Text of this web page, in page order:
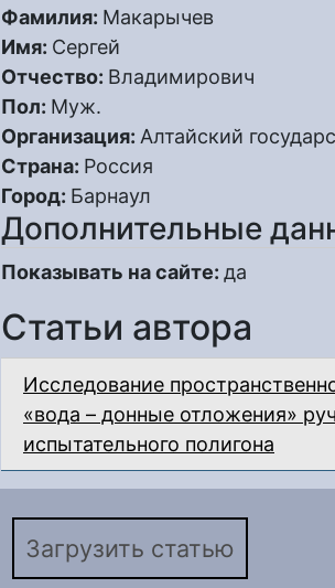
Фамилия: Макарычев
Имя: Сергей
Отчество: Владимирович
Пол: Муж.
Организация: Алтайский
Страна: Россия
Город: Барнаул
Дополнительные
Показывать на сайте: да
Статьи автора
Исследование
«вода – донные отложения»
испытательного полигона
Загрузить статью